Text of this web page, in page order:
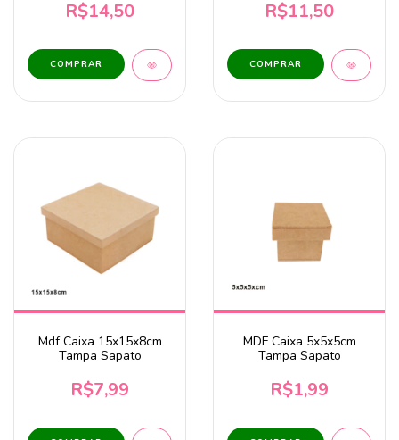
R$14,50 R$11,50
Mdf Caixa 15x15x8cm
Tampa Sapato
R$7,99
MDF Caixa 5x5x5cm
Tampa Sapato
R$1,99